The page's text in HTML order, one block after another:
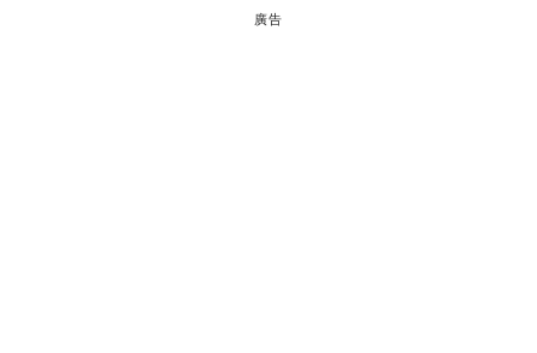
廣告